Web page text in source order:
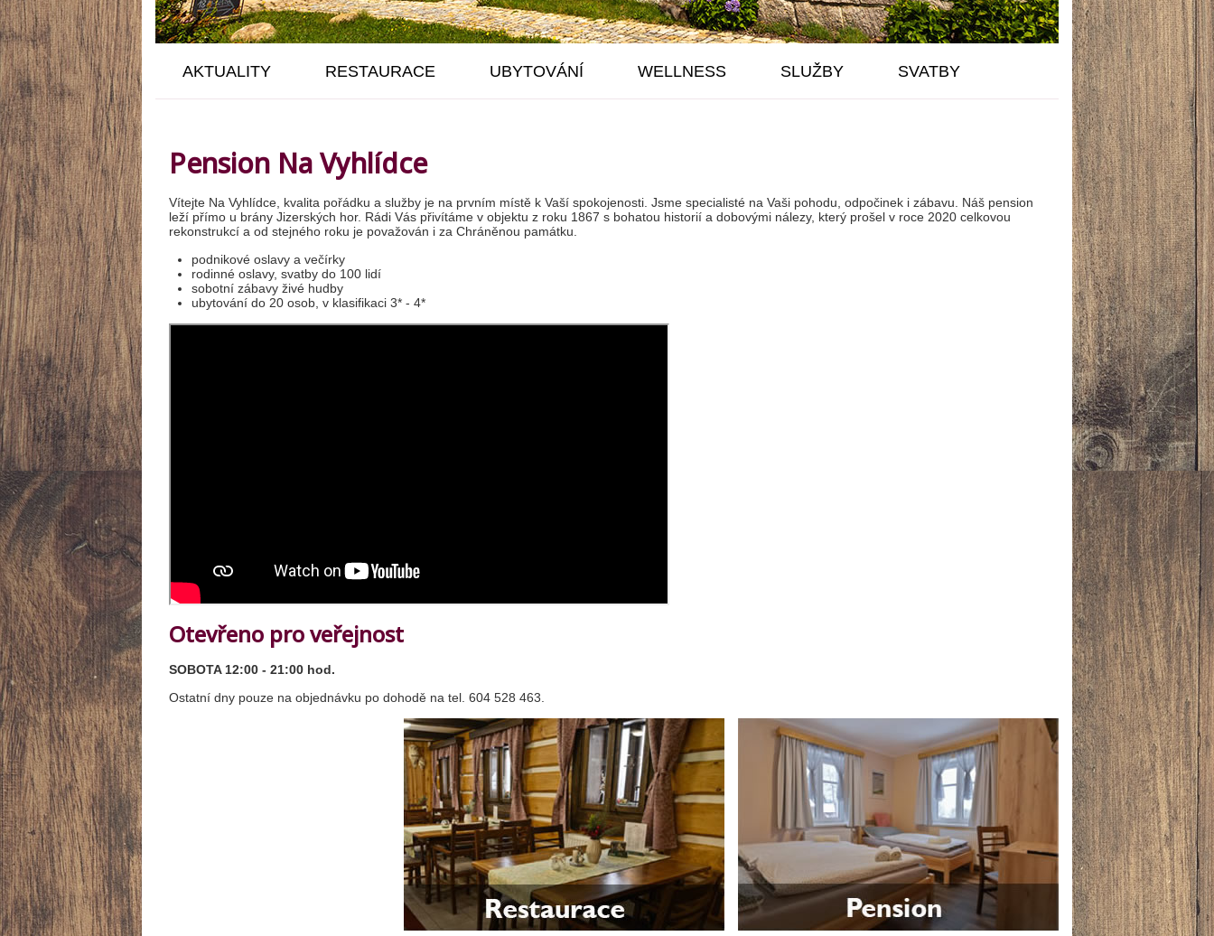
Pension Na Vyhlídce
Vítejte Na Vyhlídce, kvalita pořádku a služby je na prvním místě k Vaší spokojenosti. Jsme specialisté na Vaši pohodu, odpočinek i zábavu. Náš pension
leží přímo u brány Jizerských hor. Rádi Vás přivítáme v objektu z roku 1867 s bohatou historií a dobovými nálezy, který prošel v roce 2020 celkovou
rekonstrukcí a od stejného roku je považován i za Chráněnou památku.
podnikové oslavy a večírky
rodinné oslavy, svatby do 100 lidí
sobotní zábavy živé hudby
ubytování do 20 osob, v klasifikaci 3* - 4*
Otevřeno pro veřejnost
SOBOTA 12:00 - 21:00 hod.
Ostatní dny pouze na objednávku po dohodě na tel. 604 528 463.
AKTUALITY RESTAURACE UBYTOVÁNÍ WELLNESS SLUŽBY SVATBY